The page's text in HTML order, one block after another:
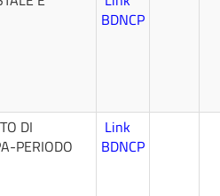
BDNCP
DI
PERIODO
Link
BDNCP